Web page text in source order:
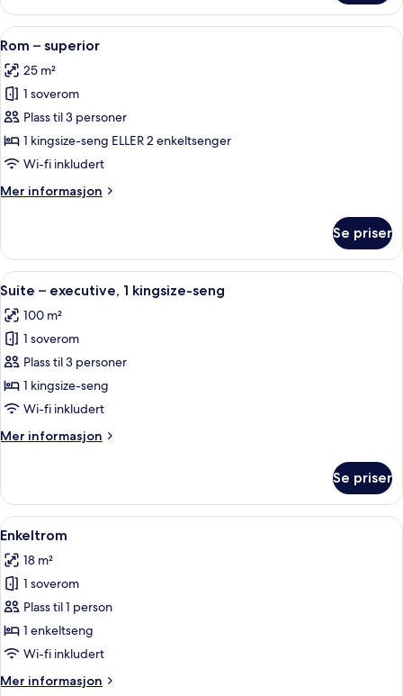
–
junior
Åpne
alle
bildene
av
Rom
–
superior
Sengetøy av topp kvalitet, minibar,
4
Rom – superior
25 m²
1 soverom
Plass til 3 personer
1 kingsize-seng ELLER 2 enkeltsenger
Wi-fi inkludert
Mer informasjon
Mer
–
superior
Se priser
Åpne
alle
bildene
av
Suite
–
executive,
kingsize-
Suite – executive, 1 kingsize-seng |
8
Suite – executive, 1 kingsize-seng
100 m²
1 soverom
Plass til 3 personer
1 kingsize-seng
Wi-fi inkludert
Mer informasjon
Mer
–
executive,
1
seng
Se priser
Åpne
alle
bildene
av
Enkeltrom
Enkeltrom | Sengetøy av topp
4
Enkeltrom
18 m²
1 soverom
Plass til 1 person
1 enkeltseng
Wi-fi inkludert
Mer informasjon
Mer